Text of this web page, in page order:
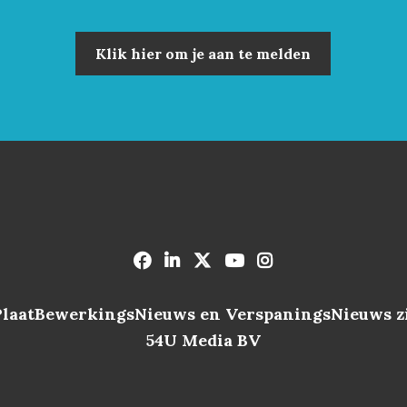
Klik hier om je aan te melden
en VerspaningsNieuws
54U Media BV